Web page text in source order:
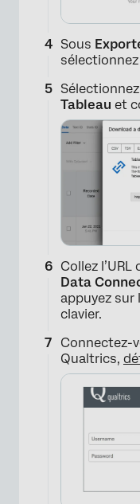
Sous
sélectionnez
Tableau et
Collez
Data
appuyez sur
clavier.
Connectez-
Qualtrics,